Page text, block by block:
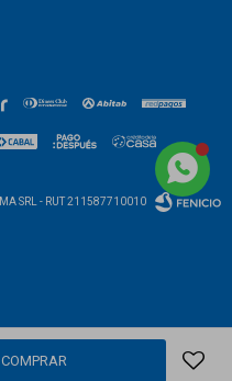
COMPRAR
SRL - RUT 211587710010
Fenicio